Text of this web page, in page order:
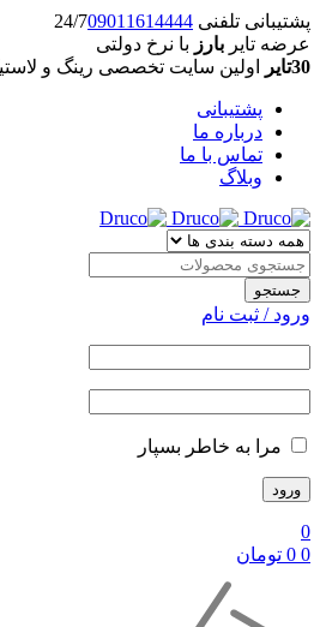
پشتیبانی تلفنی 24/7 09011614444
عرضه تایر بارز با نرخ دولتی
30تایر
اولین سایت تخصصی رینگ و
پشتیبانی
درباره ما
تماس با ما
وبلاگ
ورود / ثبت نام
مرا به خاطر بسپار
0
0
0 تومان